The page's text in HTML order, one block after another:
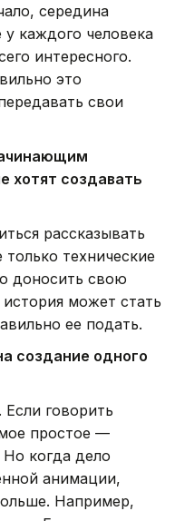
середина
каждого человека
интересного.
это
свои
хотят создавать
рассказывать
технические
доносить свою
может стать
ее подать.
создание одного
говорить
простое —
когда дело
анимации,
Например,